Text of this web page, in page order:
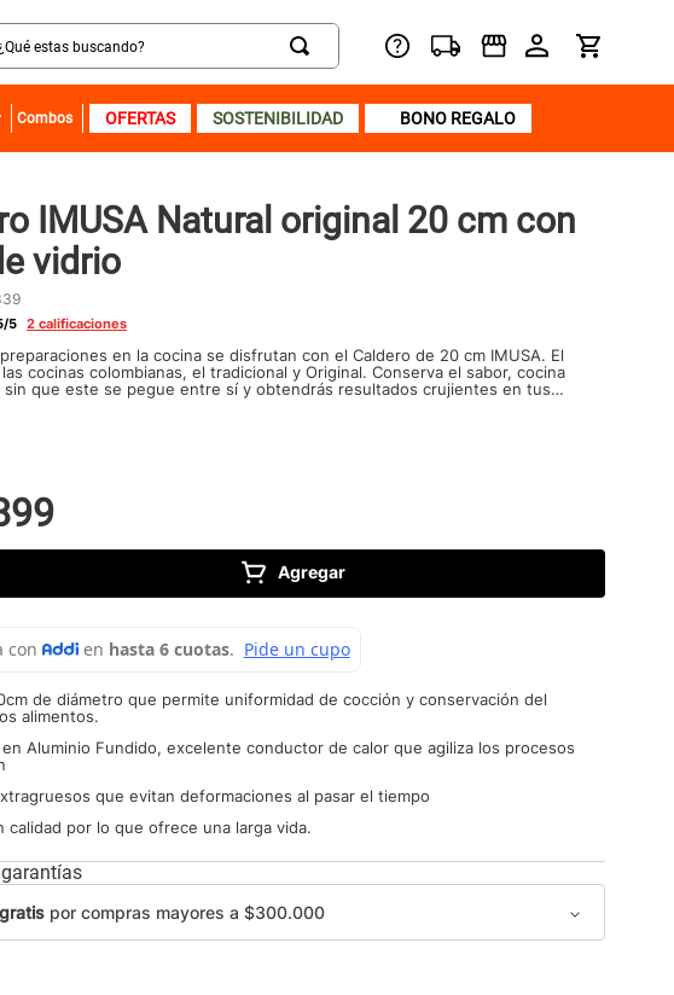
Combos OFERTAS SOSTENIBILIDAD BONO REGALO
IMUSA Natural original 20 cm con
vidrio
/5 2calificaciones
en la cocina se disfrutan con el Caldero de 20 cm IMUSA. El
cocinas colombianas, el tradicional y Original. Conserva el sabor, cocina
sin que este se pegue entre sí y obtendrás resultados crujientes en tus
con tapa de vidrio, qué estás esperando para tenerlo.
Agregar
de diámetro que permite uniformidad de cocción y conservación del
alimentos.
en Aluminio Fundido, excelente conductor de calor que agiliza los procesos
que evitan deformaciones al pasar el tiempo
calidad por lo que ofrece una larga vida.
por compras mayores a $300.000